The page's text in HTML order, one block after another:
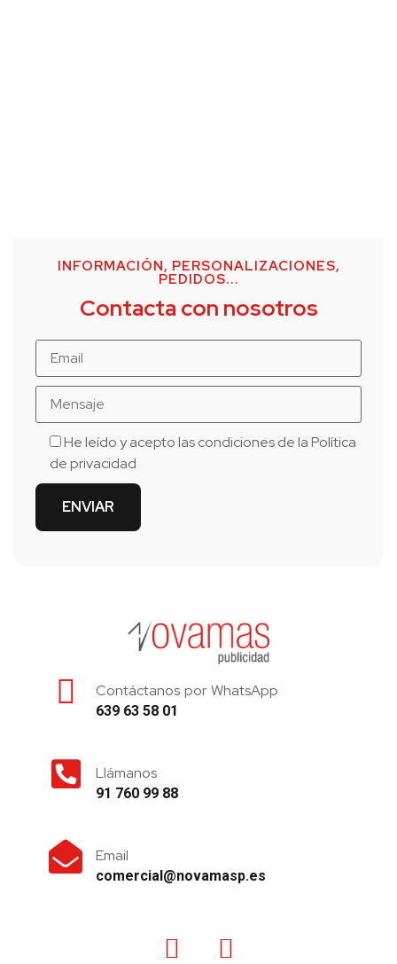
INFORMACIÓN, PERSONALIZACIONES,
PEDIDOS...
Contacta con nosotros
He leído y acepto las condiciones de laPolítica
de privacidad
Contáctanos por WhatsApp
639 63 58 01
Llámanos
91 760 99 88
Email
comercial@novamasp.es